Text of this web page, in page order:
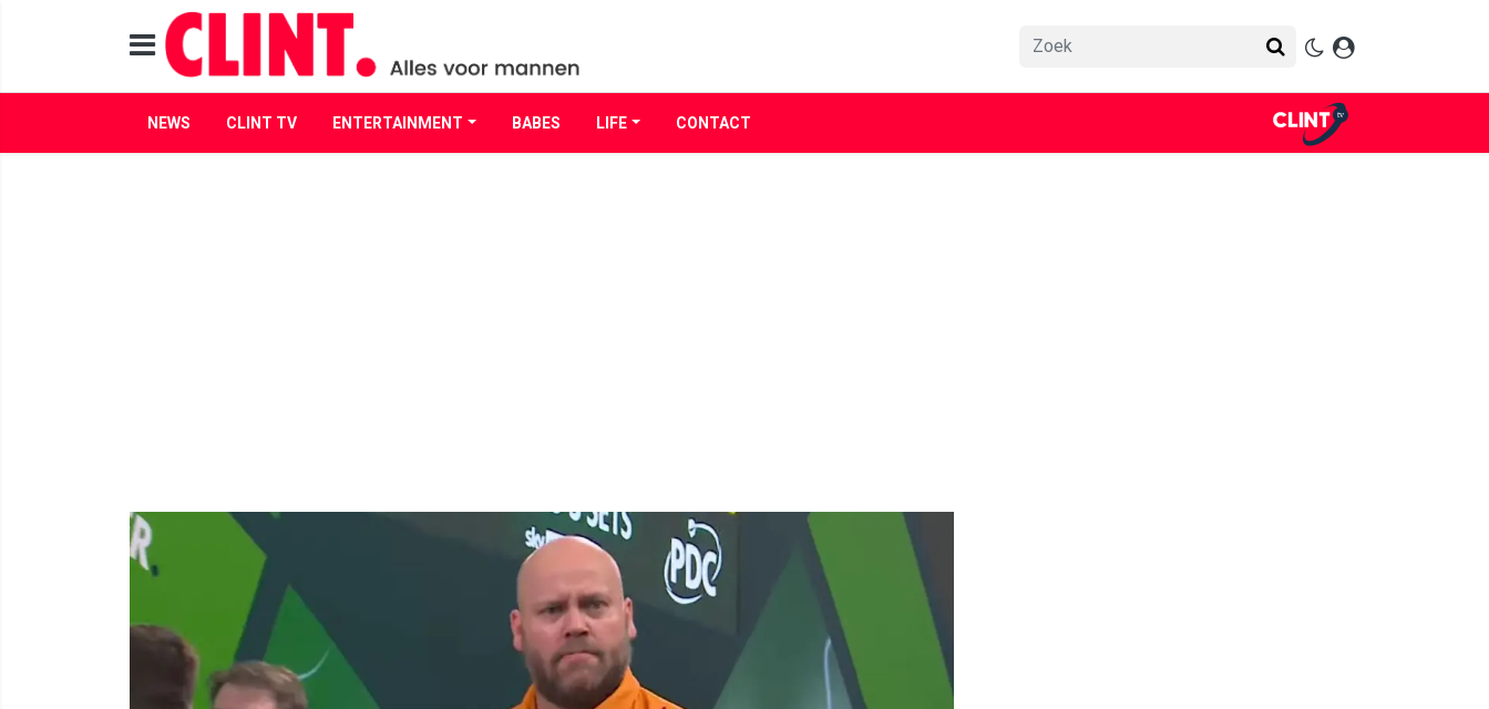
NEWS CLINT TV ENTERTAINMENT BABES LIFE CONTACT